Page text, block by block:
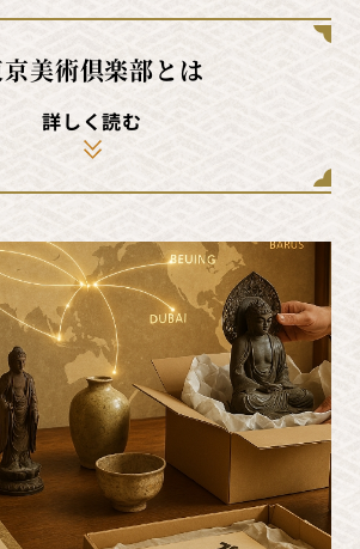
美術倶楽部とは
詳しく読む